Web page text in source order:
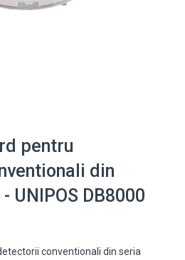
pentru
din
UNIPOS DB8000
conventionali din seria